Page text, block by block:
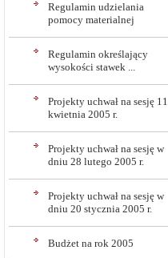
Regulamin udzielania
pomocy materialnej
Regulamin określający
wysokości stawek ...
Projekty uchwał na sesję 11
kwietnia 2005 r.
Projekty uchwał na sesję w
dniu 28 lutego 2005 r.
Projekty uchwał na sesję w
dniu 20 stycznia 2005 r.
Budżet na rok 2005